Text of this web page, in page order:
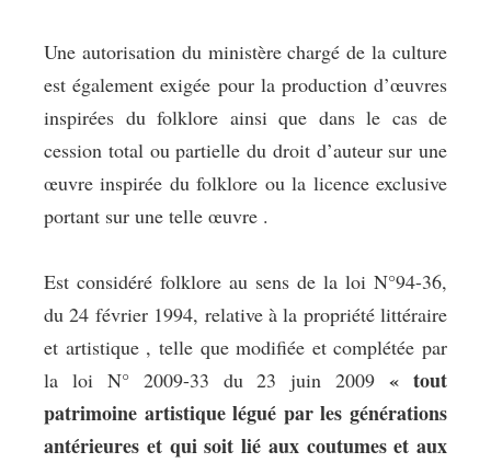
Une autorisation du ministère chargé de la culture
est également exigée pour la production d’œuvres
inspirées du folklore ainsi que dans le cas de
cession total ou partielle du droit d’auteur sur une
œuvre inspirée du folklore ou la licence exclusive
portant sur une telle œuvre .
Est considéré folklore au sens de la loi N°94-36,
du 24 février 1994, relative à la propriété littéraire
et artistique , telle que modifiée et complétée par
la loi N° 2009-33 du 23 juin 2009« tout
patrimoine artistique légué par les générations
antérieures et qui soit lié aux coutumes et aux